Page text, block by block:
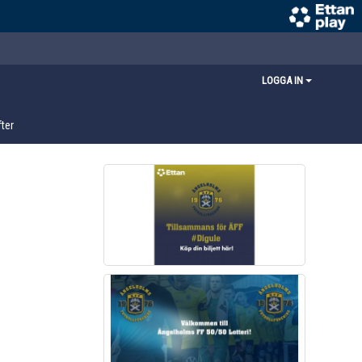
LOGGA IN